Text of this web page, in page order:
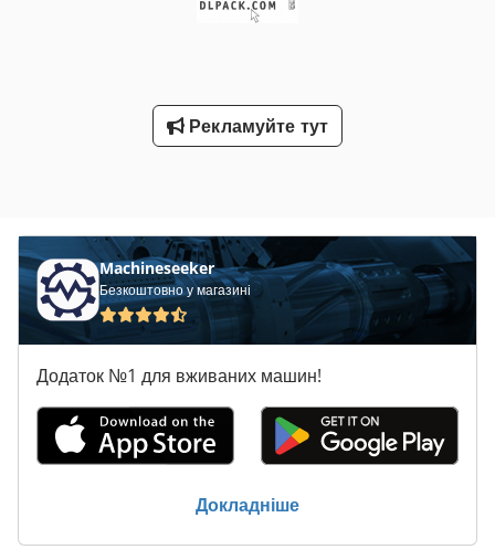
Рекламуйте тут
Machineseeker
Безкоштовно у магазині
Додаток №1 для вживаних машин!
Докладніше